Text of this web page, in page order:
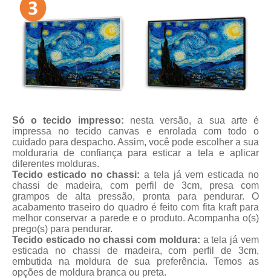
Só o tecido impresso: nesta versão, a sua arte é
impressa no tecido canvas e enrolada com todo o
cuidado para despacho. Assim, você pode escolher a sua
molduraria de confiança para esticar a tela e aplicar
diferentes molduras.
Tecido esticado no chassi: a tela já vem esticada no
chassi de madeira, com perfil de 3cm, presa com
grampos de alta pressão, pronta para pendurar. O
acabamento traseiro do quadro é feito com fita kraft para
melhor conservar a parede e o produto. Acompanha o(s)
prego(s) para pendurar.
Tecido esticado no chassi com moldura: a tela já vem
esticada no chassi de madeira, com perfil de 3cm,
embutida na moldura de sua preferência. Temos as
opções de moldura branca ou preta.